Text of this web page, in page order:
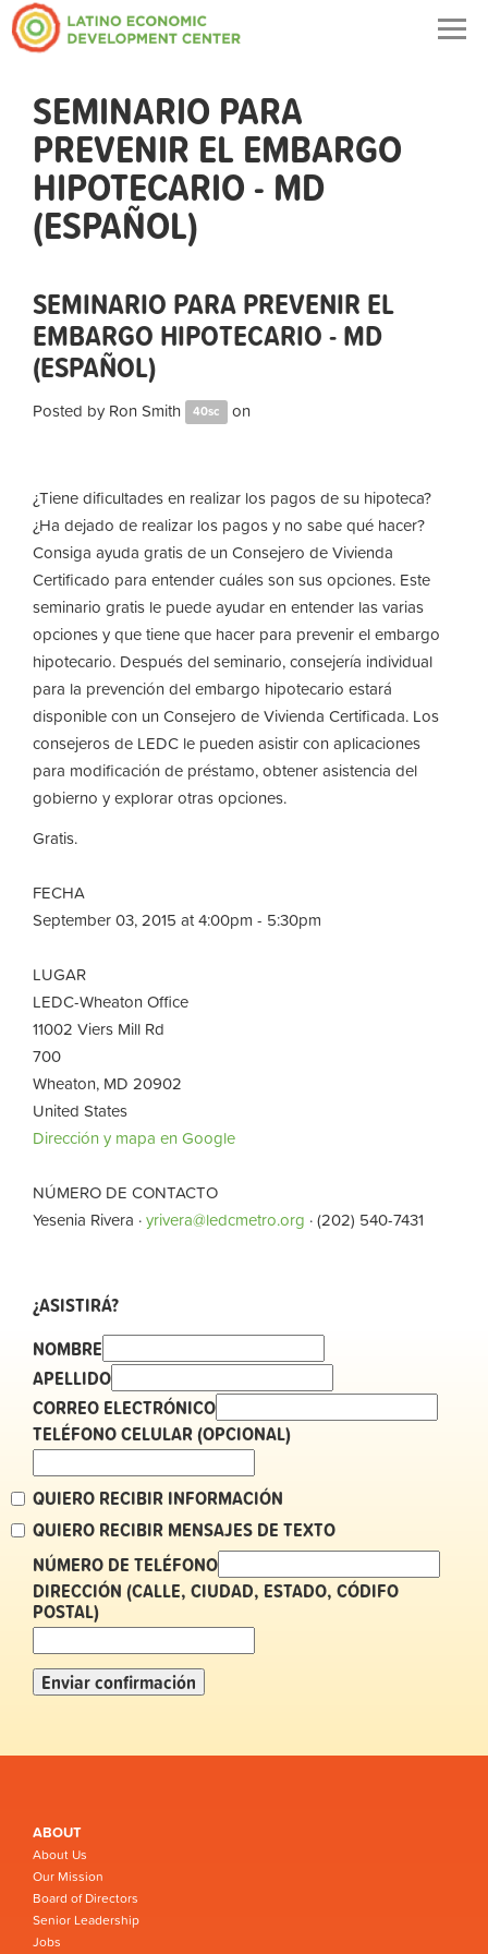
SEMINARIO PARA
PREVENIR EL EMBARGO
HIPOTECARIO - MD
(ESPAÑOL)
SEMINARIO PARA PREVENIR EL
EMBARGO HIPOTECARIO - MD
(ESPAÑOL)
Posted by Ron Smith 40sc on
¿Tiene dificultades en realizar los pagos de su hipoteca?
¿Ha dejado de realizar los pagos y no sabe qué hacer?
Consiga ayuda gratis de un Consejero de Vivienda
Certificado para entender cuáles son sus opciones. Este
seminario gratis le puede ayudar en entender las varias
opciones y que tiene que hacer para prevenir el embargo
hipotecario. Después del seminario, consejería individual
para la prevención del embargo hipotecario estará
disponible con un Consejero de Vivienda Certificada. Los
consejeros de LEDC le pueden asistir con aplicaciones
para modificación de préstamo, obtener asistencia del
gobierno y explorar otras opciones.
Gratis.
FECHA
September 03, 2015 at 4:00pm - 5:30pm
LUGAR
LEDC-Wheaton Office
11002 Viers Mill Rd
700
Wheaton, MD 20902
United States
Dirección y mapa en Google
NÚMERO DE CONTACTO
Yesenia Rivera ·yrivera@ledcmetro.org · (202) 540-7431
¿ASISTIRÁ?
NOMBRE
APELLIDO
CORREO ELECTRÓNICO
TELÉFONO CELULAR (OPCIONAL)
QUIERO RECIBIR INFORMACIÓN
QUIERO RECIBIR MENSAJES DE TEXTO
NÚMERO DE TELÉFONO
DIRECCIÓN (CALLE, CIUDAD, ESTADO, CÓDIFO
POSTAL)
ABOUT
About Us
Our Mission
Board of Directors
Senior Leadership
Jobs